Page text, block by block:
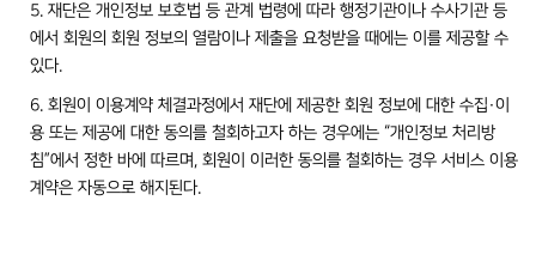
5. 재단은 개인정보 보호법 등 관계 법령에 따라 행정기관이나 수사기관 등
에서 회원의 회원 정보의 열람이나 제출을 요청받을 때에는 이를 제공할 수
있다.
6. 회원이 이용계약 체결과정에서 재단에 제공한 회원 정보에 대한 수집·이
용 또는 제공에 대한 동의를 철회하고자 하는 경우에는 “개인정보 처리방
침”에서 정한 바에 따르며, 회원이 이러한 동의를 철회하는 경우 서비스 이용
계약은 자동으로 해지된다.